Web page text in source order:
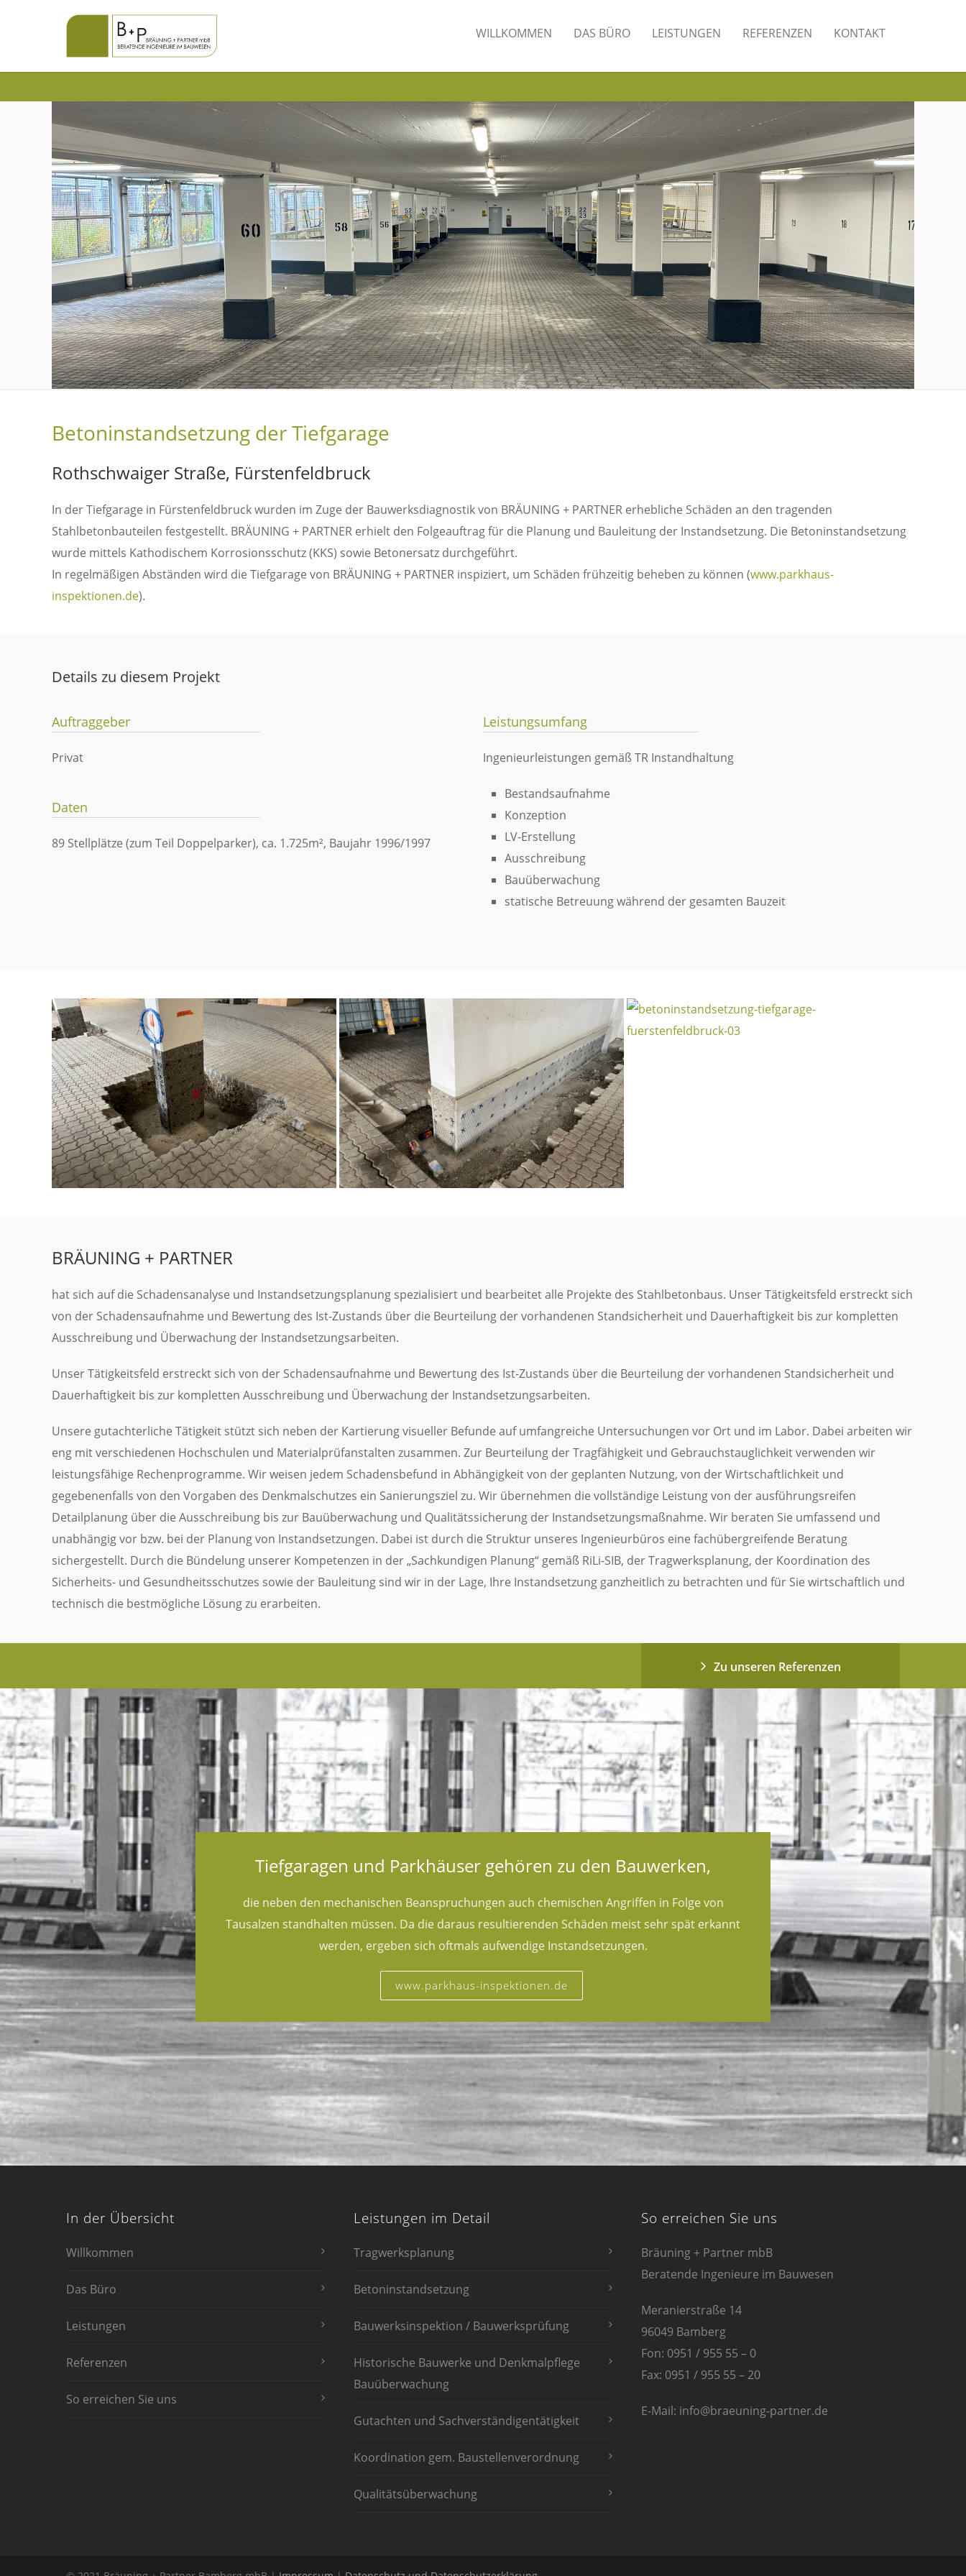
WILLKOMMEN DAS BÜRO LEISTUNGEN REFERENZEN KONTAKT
Betoninstandsetzung der Tiefgarage
Rothschwaiger Straße, Fürstenfeldbruck
In der Tiefgarage in Fürstenfeldbruck wurden im Zuge der Bauwerksdiagnostik von BRÄUNING + PARTNER erhebliche Schäden an den tragenden
Stahlbetonbauteilen festgestellt. BRÄUNING + PARTNER erhielt den Folgeauftrag für die Planung und Bauleitung der Instandsetzung. Die Betoninstandsetzung
wurde mittels Kathodischem Korrosionsschutz (KKS) sowie Betonersatz durchgeführt.
In regelmäßigen Abständen wird die Tiefgarage von BRÄUNING + PARTNER inspiziert, um Schäden frühzeitig beheben zu können (www.parkhaus-
inspektionen.de).
Details zu diesem Projekt
Auftraggeber
Privat
Daten
89 Stellplätze (zum Teil Doppelparker), ca. 1.725m², Baujahr 1996/1997
Leistungsumfang
Ingenieurleistungen gemäß TR Instandhaltung
Bestandsaufnahme
Konzeption
LV-Erstellung
Ausschreibung
Bauüberwachung
statische Betreuung während der gesamten Bauzeit
BRÄUNING + PARTNER
hat sich auf die Schadensanalyse und Instandsetzungsplanung spezialisiert und bearbeitet alle Projekte des Stahlbetonbaus. Unser Tätigkeitsfeld erstreckt sich
von der Schadensaufnahme und Bewertung des Ist-Zustands über die Beurteilung der vorhandenen Standsicherheit und Dauerhaftigkeit bis zur kompletten
Ausschreibung und Überwachung der Instandsetzungsarbeiten.
Unser Tätigkeitsfeld erstreckt sich von der Schadensaufnahme und Bewertung des Ist-Zustands über die Beurteilung der vorhandenen Standsicherheit und
Dauerhaftigkeit bis zur kompletten Ausschreibung und Überwachung der Instandsetzungsarbeiten.
Unsere gutachterliche Tätigkeit stützt sich neben der Kartierung visueller Befunde auf umfangreiche Untersuchungen vor Ort und im Labor. Dabei arbeiten wir
eng mit verschiedenen Hochschulen und Materialprüfanstalten zusammen. Zur Beurteilung der Tragfähigkeit und Gebrauchstauglichkeit verwenden wir
leistungsfähige Rechenprogramme. Wir weisen jedem Schadensbefund in Abhängigkeit von der geplanten Nutzung, von der Wirtschaftlichkeit und
gegebenenfalls von den Vorgaben des Denkmalschutzes ein Sanierungsziel zu. Wir übernehmen die vollständige Leistung von der ausführungsreifen
Detailplanung über die Ausschreibung bis zur Bauüberwachung und Qualitätssicherung der Instandsetzungsmaßnahme. Wir beraten Sie umfassend und
unabhängig vor bzw. bei der Planung von Instandsetzungen. Dabei ist durch die Struktur unseres Ingenieurbüros eine fachübergreifende Beratung
sichergestellt. Durch die Bündelung unserer Kompetenzen in der „Sachkundigen Planung“ gemäß RiLi-SIB, der Tragwerksplanung, der Koordination des
Sicherheits- und Gesundheitsschutzes sowie der Bauleitung sind wir in der Lage, Ihre Instandsetzung ganzheitlich zu betrachten und für Sie wirtschaftlich und
technisch die bestmögliche Lösung zu erarbeiten.
Zu unseren Referenzen
Tiefgaragen und Parkhäuser gehören zu den Bauwerken,
die neben den mechanischen Beanspruchungen auch chemischen Angriffen in Folge von
Tausalzen standhalten müssen. Da die daraus resultierenden Schäden meist sehr spät erkannt
werden, ergeben sich oftmals aufwendige Instandsetzungen.
www.parkhaus-inspektionen.de
In der Übersicht
Willkommen
Das Büro
Leistungen
Referenzen
So erreichen Sie uns
Leistungen im Detail
Tragwerksplanung
Betoninstandsetzung
Bauwerksinspektion / Bauwerksprüfung
Historische Bauwerke und Denkmalpflege
Bauüberwachung
Gutachten und Sachverständigentätigkeit
Koordination gem. Baustellenverordnung
Qualitätsüberwachung
So erreichen Sie uns
Bräuning + Partner mbB
Beratende Ingenieure im Bauwesen
Meranierstraße 14
96049 Bamberg
Fon: 0951 / 955 55 – 0
Fax: 0951 / 955 55 – 20
E-Mail: info@braeuning-partner.de